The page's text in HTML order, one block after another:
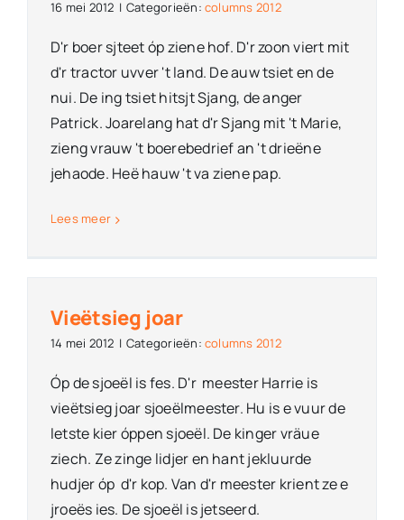
16 mei 2012 | Categorieën: columns 2012
D'r boer sjteet óp ziene hof. D'r zoon viert mit
d'r tractor uvver 't land. De auw tsiet en de
nui. De ing tsiet hitsjt Sjang, de anger
Patrick. Joarelang hat d'r Sjang mit 't Marie,
zieng vrauw 't boerebedrief an 't drieëne
jehaode. Heë hauw 't va ziene pap.
Lees meer
Vieëtsieg joar
14 mei 2012 | Categorieën: columns 2012
Óp de sjoeël is fes. D'r meester Harrie is
vieëtsieg joar sjoeëlmeester. Hu is e vuur de
letste kier óppen sjoeël. De kinger vräue
ziech. Ze zinge lidjer en hant jekluurde
hudjer óp d'r kop. Van d'r meester krient ze e
jroeës ies. De sjoeël is jetseerd.